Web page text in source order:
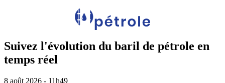
Suivez l'évolution du baril de pétrole en
temps réel
8 août 2026 - 11h49